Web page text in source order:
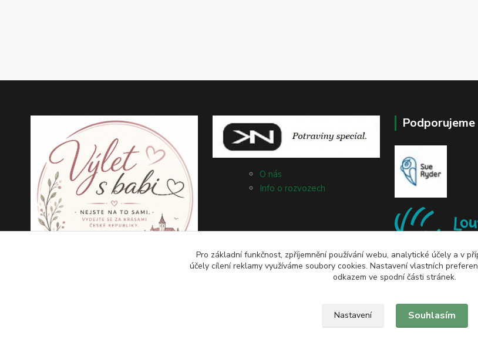
O nás
Info o rozvozech
Podporujeme
Pro základní funkčnost, zpříjemnění používání webu, analytické účely a v
účely cílení reklamy využíváme soubory cookies. Nastavení vlastních
odkazem ve spodní části stránek.
Nastavení Souhlasím